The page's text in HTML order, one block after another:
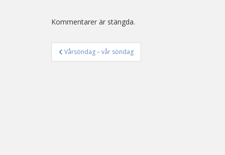
Kommentarer är stängda.
Inläggsnavigering
Vårsöndag – vår söndag